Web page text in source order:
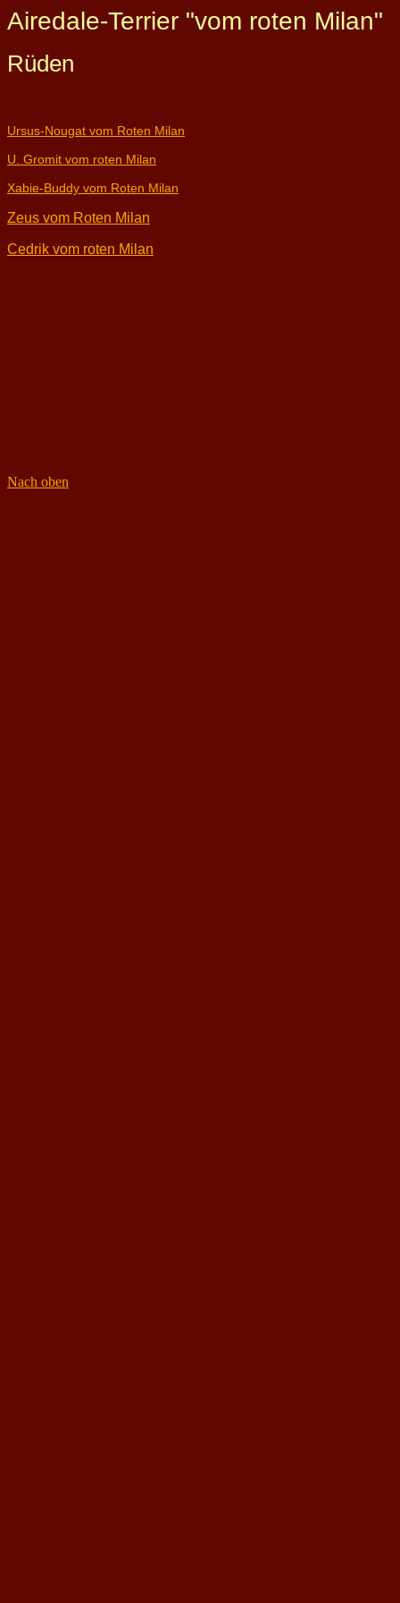
Airedale-Terrier "vom roten Milan"
Rüden
Ursus-Nougat vom Roten Milan
U. Gromit vom roten Milan
Xabie-Buddy vom Roten Milan
Zeus vom Roten Milan
Cedrik vom roten Milan
Nach oben